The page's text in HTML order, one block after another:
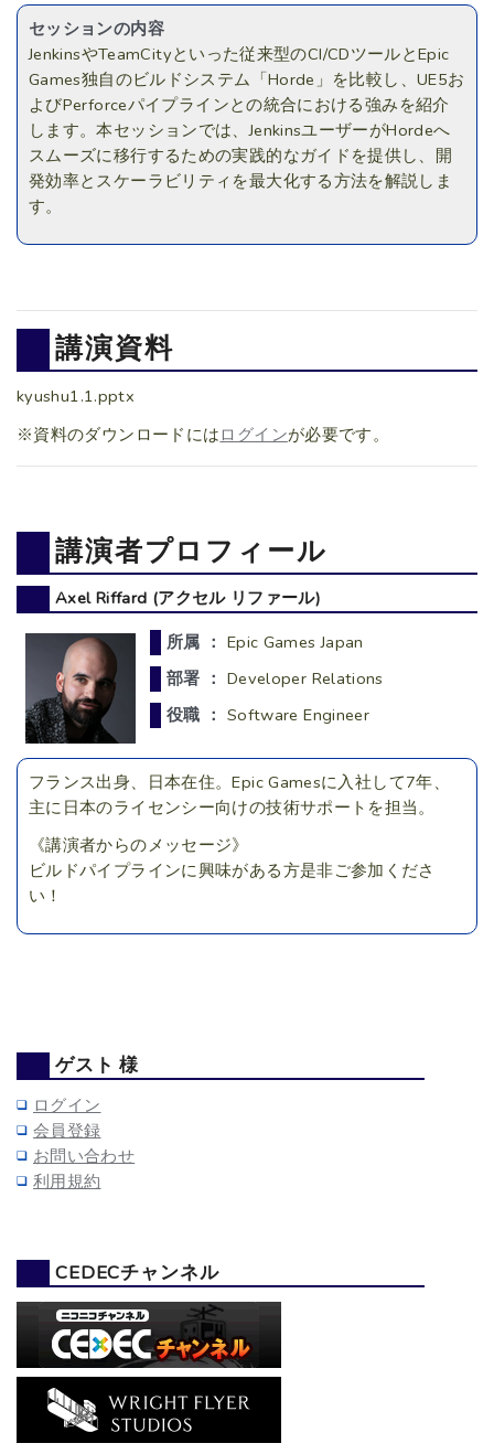
セッションの内容
JenkinsやTeamCityといった従来型のCI/CDツールとEpic
Games独自のビルドシステム「Horde」を比較し、UE5お
よびPerforceパイプラインとの統合における強みを紹介
します。本セッションでは、JenkinsユーザーがHordeへ
スムーズに移行するための実践的なガイドを提供し、開
発効率とスケーラビリティを最大化する方法を解説しま
す。
講演資料
kyushu1.1.pptx
※資料のダウンロードには ログインが必要です。
講演者プロフィール
Axel Riffard (アクセル リファール)
所属 ： Epic Games Japan
部署 ： Developer Relations
役職 ： Software Engineer
フランス出身、日本在住。Epic Gamesに入社して7年、
主に日本のライセンシー向けの技術サポートを担当。
《講演者からのメッセージ》
ビルドパイプラインに興味がある方是非ご参加くださ
い！
ゲスト 様
ログイン
会員登録
お問い合わせ
利用規約
CEDECチャンネル